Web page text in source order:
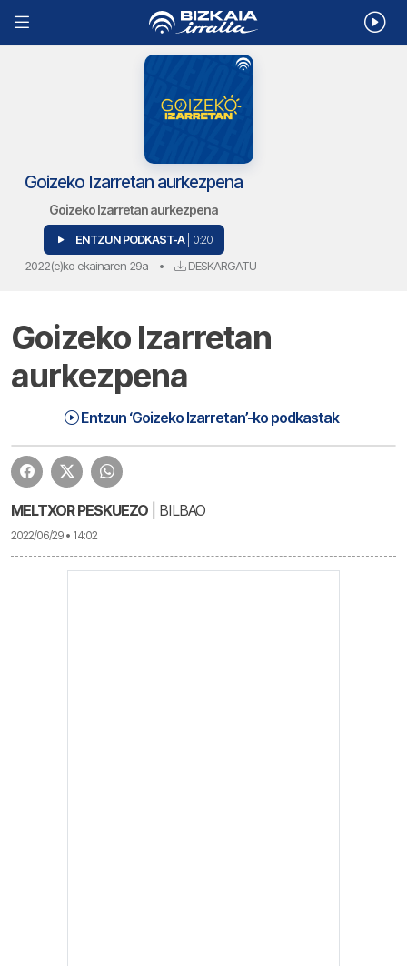
Goizeko Izarretan aurkezpena
Goizeko Izarretan aurkezpena
ENTZUN PODKAST-A | 0:20
2022(e)ko ekainaren 29a • DESKARGATU
Goizeko Izarretan
aurkezpena
Entzun ‘Goizeko Izarretan’-ko podkastak
0:20 Goizeko Izarretan aurkezpena | Goizeko Izarretan
MELTXOR PESKUEZO | BILBAO
2022/06/29 • 14:02